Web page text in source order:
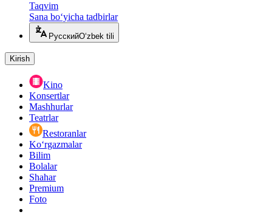
Taqvim
Sana bo‘yicha tadbirlar
РусскийO‘zbek tili
Kirish
Kino
Konsertlar
Mashhurlar
Teatrlar
Restoranlar
Ko‘rgazmalar
Bilim
Bolalar
Shahar
Premium
Foto